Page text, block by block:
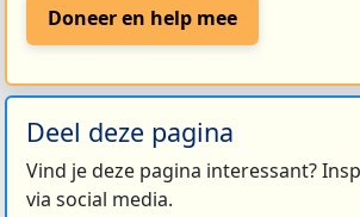
Doneer en help mee
Deel deze pagina
Vind je deze pagina interessant?
via social media.